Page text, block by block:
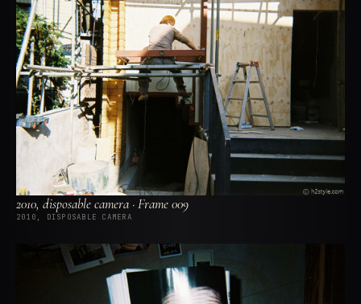
2010, disposable camera · Frame 009
2010, DISPOSABLE CAMERA